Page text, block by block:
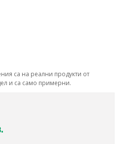
са на реални продукти от
и са само примерни.